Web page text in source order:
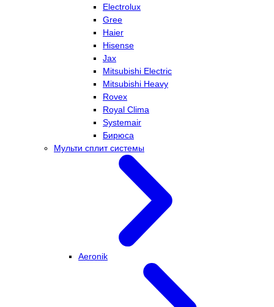
Electrolux
Gree
Haier
Hisense
Jax
Mitsubishi Electric
Mitsubishi Heavy
Rovex
Royal Clima
Systemair
Бирюса
Мульти сплит системы
Aeronik